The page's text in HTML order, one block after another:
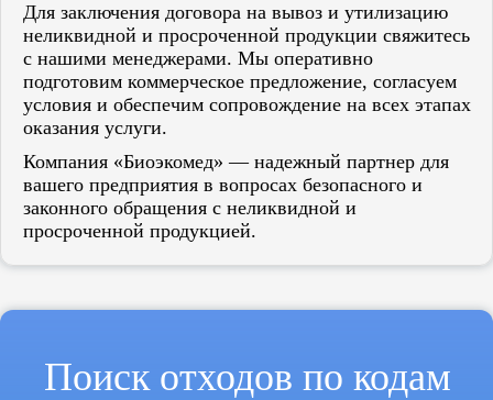
Для заключения договора на вывоз и утилизацию
неликвидной и просроченной продукции свяжитесь
с нашими менеджерами. Мы оперативно
подготовим коммерческое предложение, согласуем
условия и обеспечим сопровождение на всех этапах
оказания услуги.
Компания «Биоэкомед» — надежный партнер для
вашего предприятия в вопросах безопасного и
законного обращения с неликвидной и
просроченной продукцией.
Поиск отходов по кодам